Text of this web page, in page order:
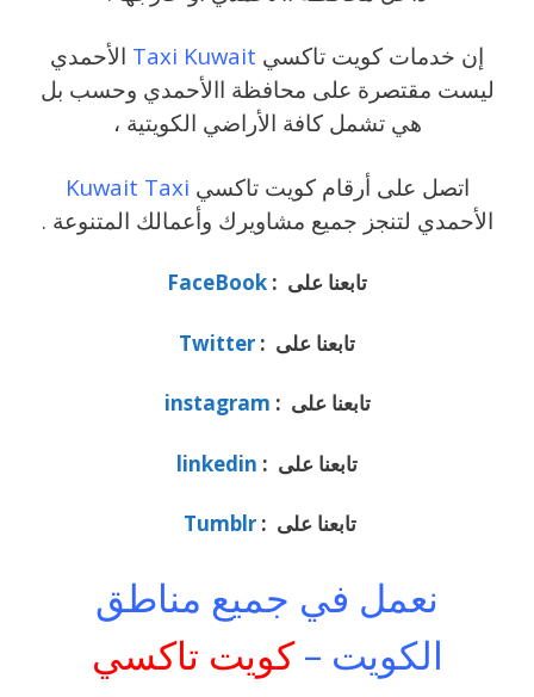
إن خدمات كويت تاكسي Taxi Kuwait الأحمدي
ليست مقتصرة على محافظة االأحمدي وحسب بل
هي تشمل كافة الأراضي الكويتية ،
اتصل على أرقام كويت تاكسي Kuwait Taxi
الأحمدي لتنجز جميع مشاويرك وأعمالك المتنوعة .
تابعنا على : FaceBook
تابعنا على : Twitter
تابعنا على : instagram
تابعنا على : linkedin
تابعنا على :Tumblr
نعمل في جميع مناطق
الكويت –كويت تاكسي